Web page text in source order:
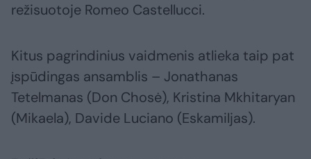
režisuotoje Romeo Castellucci.
Kitus pagrindinius vaidmenis atlieka taip pat
įspūdingas ansamblis – Jonathanas
Tetelmanas (Don Chosė), Kristina Mkhitaryan
(Mikaela), Davide Luciano (Eskamiljas).